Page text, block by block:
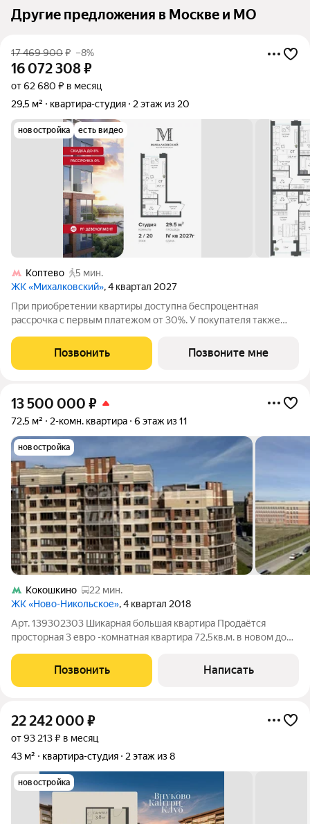
Другие предложения в Москве и МО
17 469 900₽ –8%
16 072 308₽
от 62 680 ₽ в месяц
29,5 м²
квартира-студия 2 этаж из 20
новостройка есть видео
Коптево
5 мин.
ЖК «Михалковский», 4 квартал 2027
При приобретении квартиры доступна беспроцентная
рассрочка с первым платежом от 30%. У покупателя также
стоимости квартиры. - Первый платеж составляет 30% от
стоимости объекта и вносится при
Позвонить Позвоните мне
13 500 000 ₽
72,5 м² 2-комн. квартира 6 этаж из 11
новостройка
Кокошкино
22 мин.
ЖК «Ново-Никольское», 4 квартал 2018
Арт. 139302303 Шикарная большая квартира Продаётся
просторная 3 евро -комнатная квартира 72,5кв.м. в новом доме
Площадь кухни: 11,6м Этаж:6 из 11 Высота потолков: 3м
Санузел: раздельный
Позвонить Написать
22 242 000 ₽
от 93 213 ₽ в месяц
43 м²
квартира-студия 2 этаж из 8
новостройка